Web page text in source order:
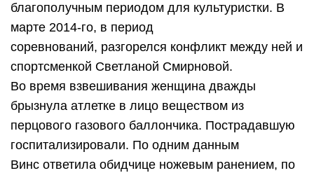
благополучным периодом для культуристки. В
марте 2014-го, в период
соревнований, разгорелся конфликт между ней и
спортсменкой Светланой Смирновой.
Во время взвешивания женщина дважды
брызнула атлетке в лицо веществом из
перцового газового баллончика. Пострадавшую
госпитализировали. По одним данным
Винс ответила обидчице ножевым ранением, по